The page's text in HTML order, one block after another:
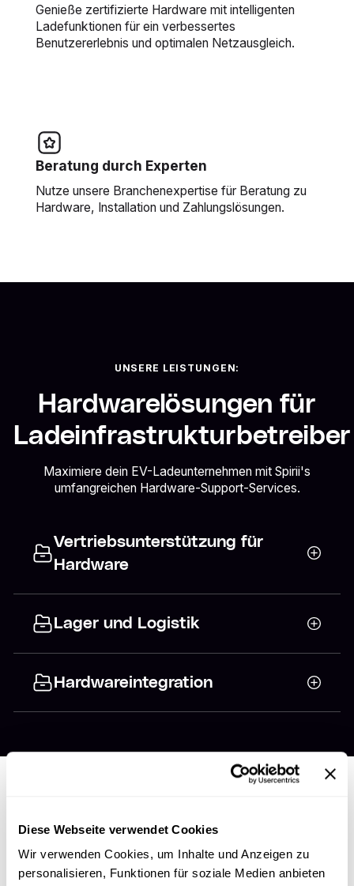
Diese Webseite verwendet Cookies
Wir verwenden Cookies, um Inhalte und Anzeigen zu
personalisieren, Funktionen für soziale Medien anbieten
Genieße zertifizierte Hardware mit intelligenten
Ladefunktionen für ein verbessertes
Benutzererlebnis und optimalen Netzausgleich.
Beratung durch Experten
Nutze unsere Branchenexpertise für Beratung zu
Hardware, Installation und Zahlungslösungen.
UNSERE LEISTUNGEN:
Hardwarelösungen für
Ladeinfrastrukturbetreiber
Maximiere dein EV-Ladeunternehmen mit Spirii's
umfangreichen Hardware-Support-Services.
Vertriebsunterstützung für
Hardware
Lager und Logistik
Hardwareintegration
HARDWARE-ZERTIFIZIERUNG
Warum sich zertifizieren